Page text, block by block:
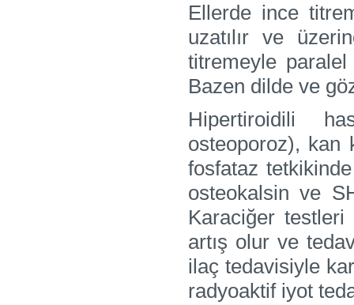
Ellerde ince
uzatılır ve
titremeyle
Bazen dilde ve
Hipertiroidili
osteoporoz), kan
fosfataz
osteokalsin ve
Karaciğer
artış olur ve
ilaç tedavisiyle
radyoaktif iyot